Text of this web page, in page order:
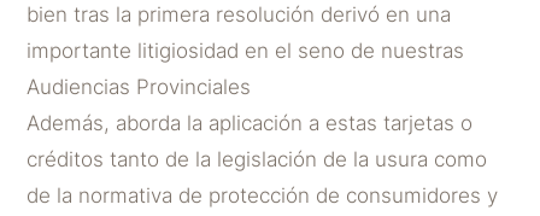
bien tras la primera resolución derivó en una
importante litigiosidad en el seno de nuestras
Audiencias Provinciales
Además, aborda la aplicación a estas tarjetas o
créditos tanto de la legislación de la usura como
de la normativa de protección de consumidores y